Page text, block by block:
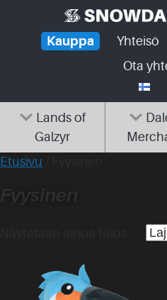
content Kauppa Yhteisö
Ota
Lands of
Galzyr
Etusivu